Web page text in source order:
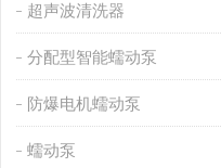
超声波清洗器
分配型智能蠕动泵
防爆电机蠕动泵
蠕动泵